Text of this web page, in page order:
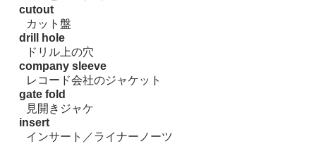
cutout
カット盤
drill hole
ドリル上の穴
company sleeve
レコード会社のジャケット
gate fold
見開きジャケ
insert
インサート／ライナーノーツ